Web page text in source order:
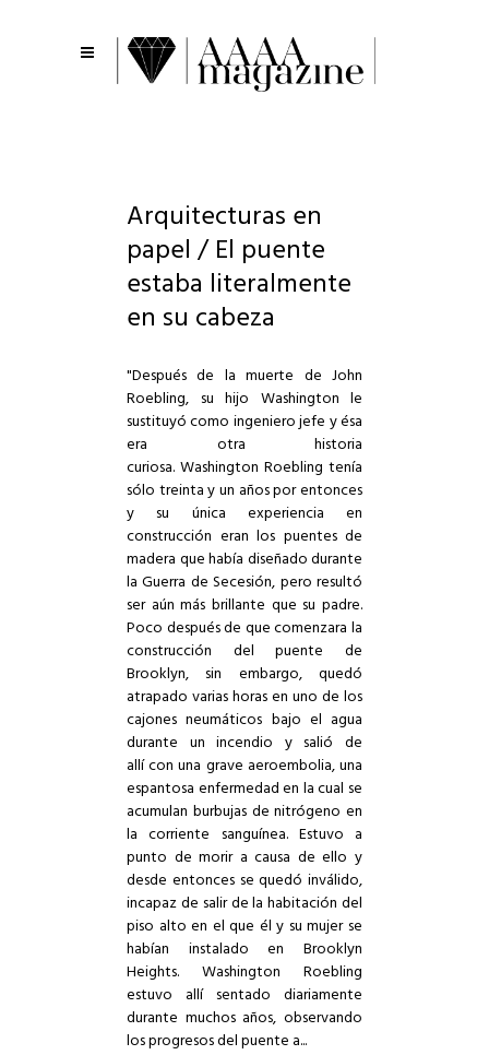
Arquitecturas en
papel / El puente
estaba literalmente
en su cabeza
"Después de la muerte de John
Roebling, su hijo Washington le
sustituyó como ingeniero jefe y ésa
era otra historia
curiosa. Washington Roebling tenía
sólo treinta y un años por entonces
y su única experiencia en
construcción eran los puentes de
madera que había diseñado durante
la Guerra de Secesión, pero resultó
ser aún más brillante que su padre.
Poco después de que comenzara la
construcción del puente de
Brooklyn, sin embargo, quedó
atrapado varias horas en uno de los
cajones neumáticos bajo el agua
durante un incendio y salió de
allí con una grave aeroembolia, una
espantosa enfermedad en la cual se
acumulan burbujas de nitrógeno en
la corriente sanguínea. Estuvo a
punto de morir a causa de ello y
desde entonces se quedó inválido,
incapaz de salir de la habitación del
piso alto en el que él y su mujer se
habían instalado en Brooklyn
Heights. Washington Roebling
estuvo allí sentado diariamente
durante muchos años, observando
los progresos del puente a...